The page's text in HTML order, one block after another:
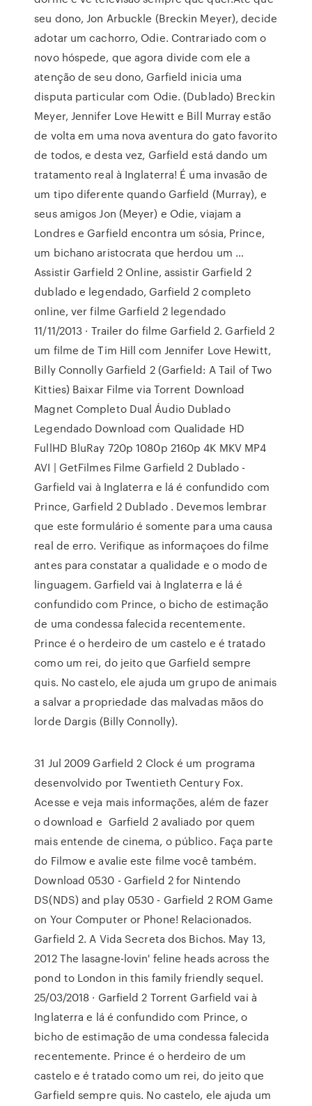
seu dono, Jon Arbuckle (Breckin Meyer), decide
adotar um cachorro, Odie. Contrariado com o
novo hóspede, que agora divide com ele a
atenção de seu dono, Garfield inicia uma
disputa particular com Odie. (Dublado) Breckin
Meyer, Jennifer Love Hewitt e Bill Murray estão
de volta em uma nova aventura do gato favorito
de todos, e desta vez, Garfield está dando um
tratamento real à Inglaterra! É uma invasão de
um tipo diferente quando Garfield (Murray), e
seus amigos Jon (Meyer) e Odie, viajam a
Londres e Garfield encontra um sósia, Prince,
um bichano aristocrata que herdou um …
Assistir Garfield 2 Online, assistir Garfield 2
dublado e legendado, Garfield 2 completo
online, ver filme Garfield 2 legendado
11/11/2013 · Trailer do filme Garfield 2. Garfield 2
um filme de Tim Hill com Jennifer Love Hewitt,
Billy Connolly Garfield 2 (Garfield: A Tail of Two
Kitties) Baixar Filme via Torrent Download
Magnet Completo Dual Áudio Dublado
Legendado Download com Qualidade HD
FullHD BluRay 720p 1080p 2160p 4K MKV MP4
AVI | GetFilmes Filme Garfield 2 Dublado -
Garfield vai à Inglaterra e lá é confundido com
Prince, Garfield 2 Dublado . Devemos lembrar
que este formulário é somente para uma causa
real de erro. Verifique as informaçoes do filme
antes para constatar a qualidade e o modo de
linguagem. Garfield vai à Inglaterra e lá é
confundido com Prince, o bicho de estimação
de uma condessa falecida recentemente.
Prince é o herdeiro de um castelo e é tratado
como um rei, do jeito que Garfield sempre
quis. No castelo, ele ajuda um grupo de animais
a salvar a propriedade das malvadas mãos do
lorde Dargis (Billy Connolly).
31 Jul 2009 Garfield 2 Clock é um programa
desenvolvido por Twentieth Century Fox.
Acesse e veja mais informações, além de fazer
o download e Garfield 2 avaliado por quem
mais entende de cinema, o público. Faça parte
do Filmow e avalie este filme você também.
Download 0530 - Garfield 2 for Nintendo
DS(NDS) and play 0530 - Garfield 2 ROM Game
on Your Computer or Phone! Relacionados.
Garfield 2. A Vida Secreta dos Bichos. May 13,
2012 The lasagne-lovin' feline heads across the
pond to London in this family friendly sequel.
25/03/2018 · Garfield 2 Torrent Garfield vai à
Inglaterra e lá é confundido com Prince, o
bicho de estimação de uma condessa falecida
recentemente. Prince é o herdeiro de um
castelo e é tratado como um rei, do jeito que
Garfield sempre quis. No castelo, ele ajuda um